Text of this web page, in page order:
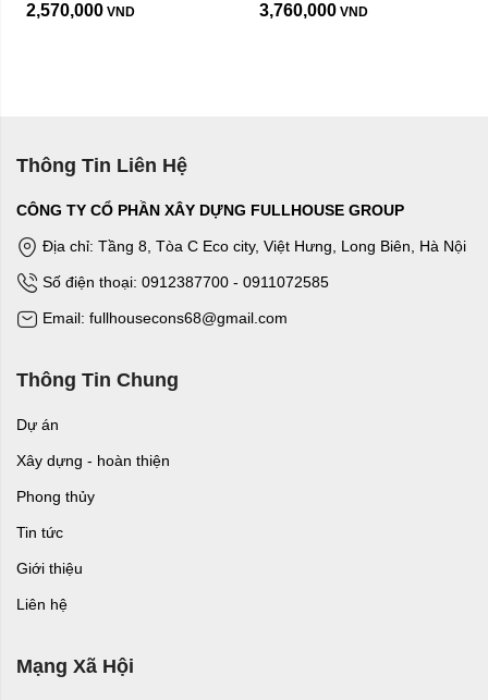
2,570,000 VND 3,760,000 VND
Thông Tin Liên Hệ
CÔNG TY CỔ PHẦN XÂY DỰNG FULLHOUSE GROUP
Địa chỉ: Tầng 8, Tòa C Eco city, Việt Hưng, Long Biên, Hà Nội
Số điện thoại: 0912387700 - 0911072585
Email: fullhousecons68@gmail.com
Thông Tin Chung
Dự án
Xây dựng - hoàn thiện
Phong thủy
Tin tức
Giới thiệu
Liên hệ
Mạng Xã Hội